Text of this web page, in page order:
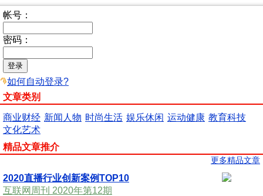
帐号：
密码：
如何自动登录?
文章类别
商业财经 新闻人物 时尚生活 娱乐休闲 运动健康 教育科技
文化艺术
精品文章推介
更多精品文章
2020直播行业创新案例TOP10
互联网周刊 2020年第12期